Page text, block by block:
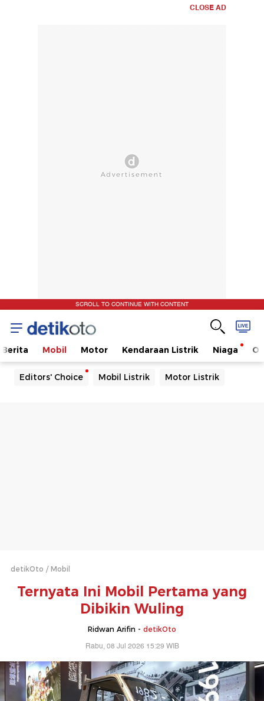
CLOSE AD
SCROLL TO CONTINUE WITH CONTENT
Berita Mobil Motor Kendaraan Listrik Niaga
Editors' Choice Mobil Listrik Motor Listrik
detikOto Mobil
Ternyata Ini Mobil Pertama yang
Dibikin Wuling
Ridwan Arifin - detikOto
Rabu, 08 Jul 2026 15:29 WIB